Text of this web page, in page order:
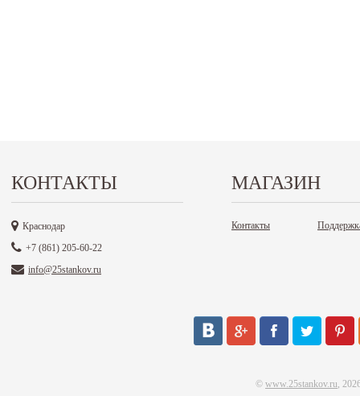
КОНТАКТЫ
Краснодар
+7 (861) 205-60-22
info@25stankov.ru
МАГАЗИН
Контакты
© www.25stankov.ru,